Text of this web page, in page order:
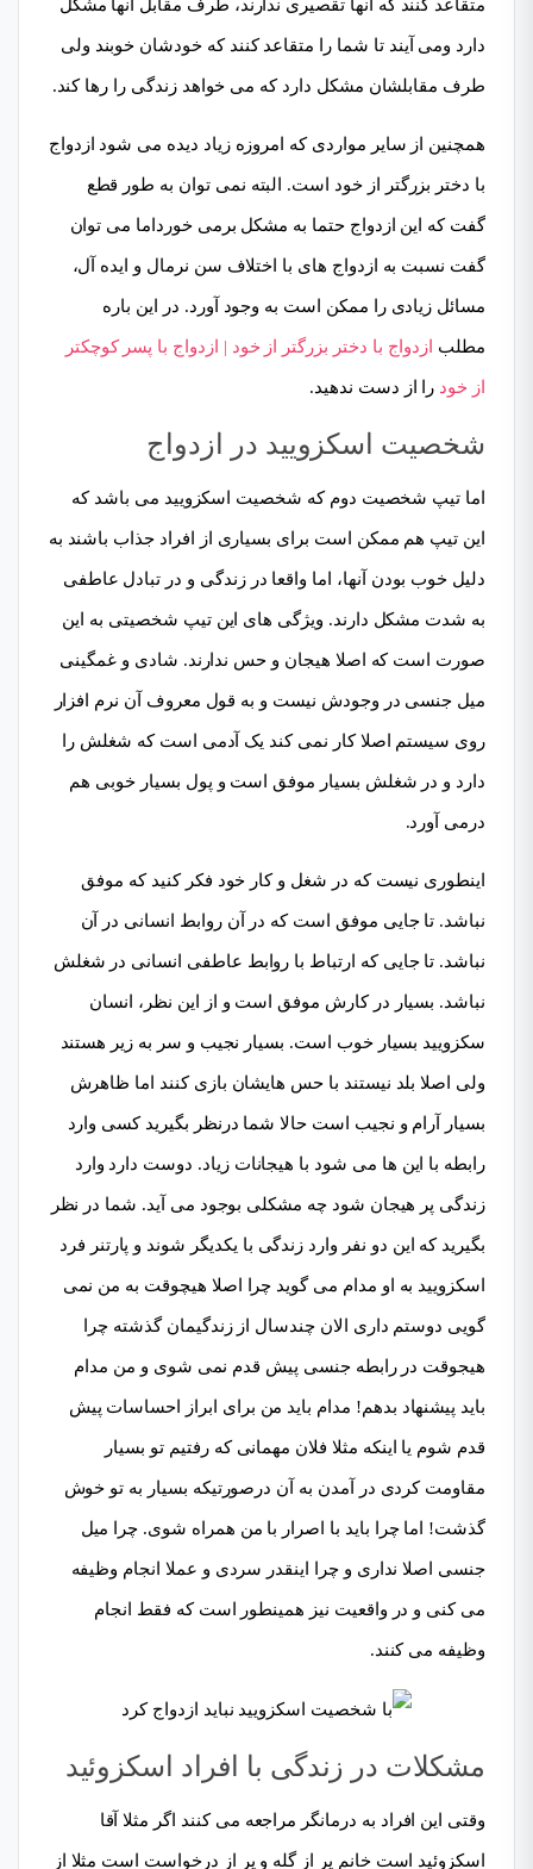
متقاعد کنند که آنها تقصیری ندارند، طرف مقابل آنها مشکل
دارد ومی آیند تا شما را متقاعد کنند که خودشان خوبند ولی
طرف مقابلشان مشکل دارد که می خواهد زندگی را رها کند.
همچنین از سایر مواردی که امروزه زیاد دیده می شود ازدواج
با دختر بزرگتر از خود است. البته نمی توان به طور قطع
گفت که این ازدواج حتما به مشکل برمی خورداما می توان
گفت نسبت به ازدواج های با اختلاف سن نرمال و ایده آل،
مسائل زیادی را ممکن است به وجود آورد. در این باره
مطلب ازدواج با دختر بزرگتر از خود | ازدواج با پسر کوچکتر
از خود را از دست ندهید.
شخصیت اسکزویید در ازدواج
اما تیپ شخصیت دوم که شخصیت اسکزویید می باشد که
این تیپ هم ممکن است برای بسیاری از افراد جذاب باشند به
دلیل خوب بودن آنها، اما واقعا در زندگی و در تبادل عاطفی
به شدت مشکل دارند. ویژگی های این تیپ شخصیتی به این
صورت است که اصلا هیجان و حس ندارند. شادی و غمگینی
میل جنسی در وجودش نیست و به قول معروف آن نرم افزار
روی سیستم اصلا کار نمی کند یک آدمی است که شغلش را
دارد و در شغلش بسیار موفق است و پول بسیار خوبی هم
درمی آورد.
اینطوری نیست که در شغل و کار خود فکر کنید که موفق
نباشد. تا جایی موفق است که در آن روابط انسانی در آن
نباشد. تا جایی که ارتباط با روابط عاطفی انسانی در شغلش
نباشد. بسیار در کارش موفق است و از این نظر، انسان
سکزویید بسیار خوب است. بسیار نجیب و سر به زیر هستند
ولی اصلا بلد نیستند با حس هایشان بازی کنند اما ظاهرش
بسیار آرام و نجیب است حالا شما درنظر بگیرید کسی وارد
رابطه با این ها می شود با هیجانات زیاد. دوست دارد وارد
زندگی پر هیجان شود چه مشکلی بوجود می آید. شما در نظر
بگیرید که این دو نفر وارد زندگی با یکدیگر شوند و پارتنر فرد
اسکزویید به او مدام می گوید چرا اصلا هیچوقت به من نمی
گویی دوستم داری الان چندسال از زندگیمان گذشته چرا
هیجوقت در رابطه جنسی پیش قدم نمی شوی و من مدام
باید پیشنهاد بدهم! مدام باید من برای ابراز احساسات پیش
قدم شوم یا اینکه مثلا فلان مهمانی که رفتیم تو بسیار
مقاومت کردی در آمدن به آن درصورتیکه بسیار به تو خوش
گذشت! اما چرا باید با اصرار با من همراه شوی. چرا میل
جنسی اصلا نداری و چرا اینقدر سردی و عملا انجام وظیفه
می کنی و در واقعیت نیز همینطور است که فقط انجام
وظیفه می کنند.
مشکلات در زندگی با افراد اسکزوئید
وقتی این افراد به درمانگر مراجعه می کنند اگر مثلا آقا
اسکزوئید است خانم پر از گله و پر از درخواست است مثلا از